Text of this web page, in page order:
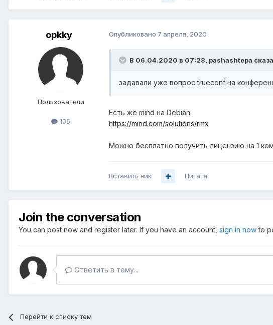
opkky
Пользователи
106
Опубликовано 7 апреля, 2020
В 06.04.2020 в 07:28, pashashtepa
задавали уже вопрос trueconf на
Есть же mind на Debian.
https://mind.com/solutions/rmx
Можно бесплатно получить лицензию на 1
Вставить ник Цитата
Join the conversation
You can post now and register later. If you have an account, sign in nowto
Ответить в тему...
Перейти к списку тем